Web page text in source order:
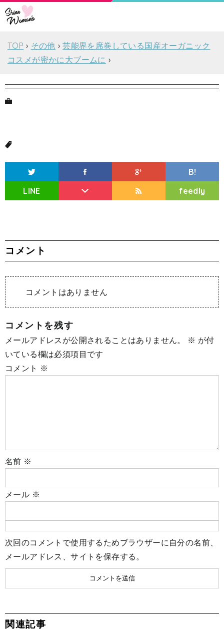
TOP その他
芸能界を席巻している国産オーガニック
コスメが密かに大ブームに
B!
LINE
feedly
コメント
コメントはありません
コメントを残す
メールアドレスが公開されることはありません。 ※ が付
いている欄は必須項目です
コメント ※
名前 ※
メール ※
次回のコメントで使用するためブラウザーに自分の名前、
メールアドレス、サイトを保存する。
関連記事